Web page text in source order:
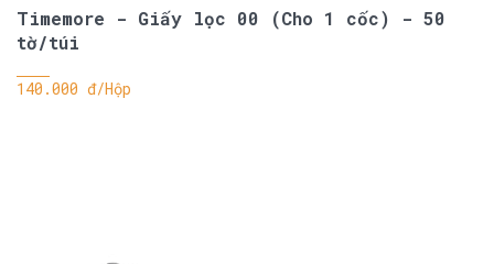
Timemore - Giấy lọc 00 (Cho 1 cốc) - 50
tờ/túi
140.000 đ/Hộp